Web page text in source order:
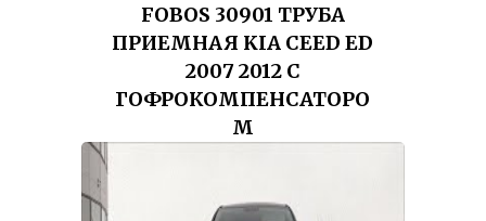
FOBOS 30901 ТРУБА
ПРИЕМНАЯ KIA CEED ED
2007 2012 С
ГОФРОКОМПЕНСАТОРО
М